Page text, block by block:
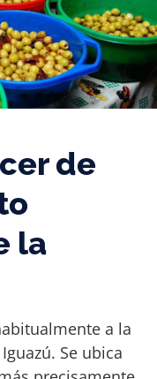
de
la
a la
Se ubica